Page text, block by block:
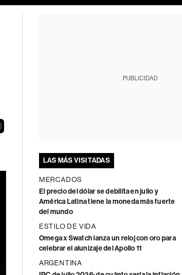
PUBLICIDAD
LAS MÁS VISITADAS
MERCADOS
El precio del dólar se debilita en julio y
América Latina tiene la moneda más fuerte
del mundo
ESTILO DE VIDA
Omega x Swatch lanza un reloj con oro para
celebrar el alunizaje del Apollo 11
ARGENTINA